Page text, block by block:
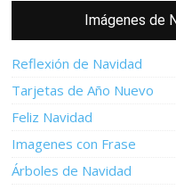
Imágenes de
Reflexión de Navidad
Tarjetas de Año Nuevo
Feliz Navidad
Imagenes con Frase
Árboles de Navidad